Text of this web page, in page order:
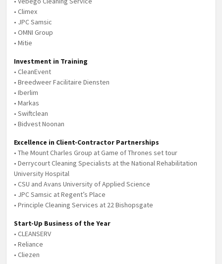
• Climex
• JPC Samsic
• OMNI Group
• Mitie
Investment in Training
• CleanEvent
• Breedweer Facilitaire Diensten
• Iberlim
• Markas
• Swiftclean
• Bidvest Noonan
Excellence in Client-Contractor Partnerships
• The Mount Charles Group at Game of Thrones set tour
• Derrycourt Cleaning Specialists at the National Rehabilitation
University Hospital
• CSU and Avans University of Applied Science
• JPC Samsic at Regent’s Place
• Principle Cleaning Services at 22 Bishopsgate
Start-Up Business of the Year
• CLEANSERV
• Reliance
• Cliezen